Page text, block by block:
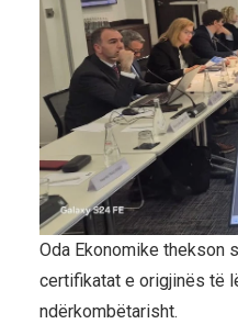
Oda Ekonomike thekson
certifikatat e origjinës të
ndërkombëtarisht.